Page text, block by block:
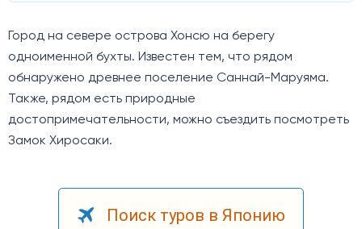
Город на севере острова Хонсю на берегу
одноименной бухты. Известен тем, что рядом
обнаружено древнее поселение Саннай-Маруяма.
Также, рядом есть природные
достопримечательности, можно съездить посмотреть
Замок Хиросаки.
Поиск туров в Японию